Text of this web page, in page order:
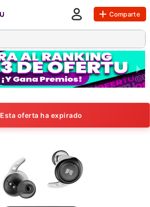
Comparte
Esta oferta ha expirado